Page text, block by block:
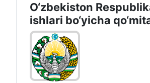
O‘zbekiston
ishlаri bo‘yichа